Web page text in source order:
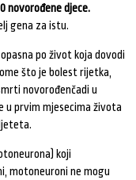
novorođene djece.
gena za istu.
po život koja dovodi
što je bolest rijetka,
novorođenčadi u
u prvim mjesecima života
koji
motoneuroni ne mogu